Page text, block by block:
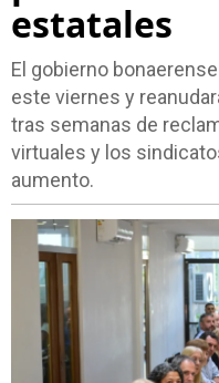
estatales
El gobierno
este viernes y
tras semanas de
virtuales y los
aumento.